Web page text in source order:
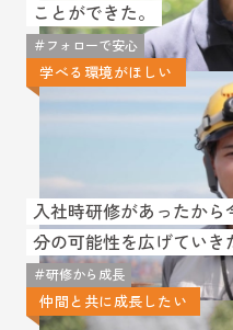
ことができた。
＃フォローで安心
学べる環境がほしい
入社時研修があったか
分の可能性を広げていき
＃研修から成長
仲間と共に成長したい